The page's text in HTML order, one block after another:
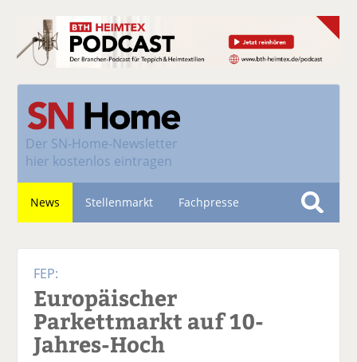
Der SN-Home-Newsletter
hier kostenlos eintragen
News Stellenmarkt Fachpresse
S
FEP:
Europäischer
Parkettmarkt auf 10-
Jahres-Hoch